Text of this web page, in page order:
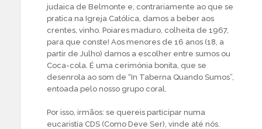
judaica de Belmonte e, contrariamente ao que se
pratica na Igreja Católica, damos a beber aos
crentes, vinho. Poiares maduro, colheita de 1967,
para que conste! Aos menores de 16 anos (18, a
partir de Julho) damos a escolher entre sumos ou
Coca-cola. É uma cerimónia bonita, que se
desenrola ao som de “In Taberna Quando Sumos”,
entoada pelo nosso grupo coral.
Por isso, irmãos: se quereis participar numa
eucaristia CDS (Como Deve Ser), vinde até nós.